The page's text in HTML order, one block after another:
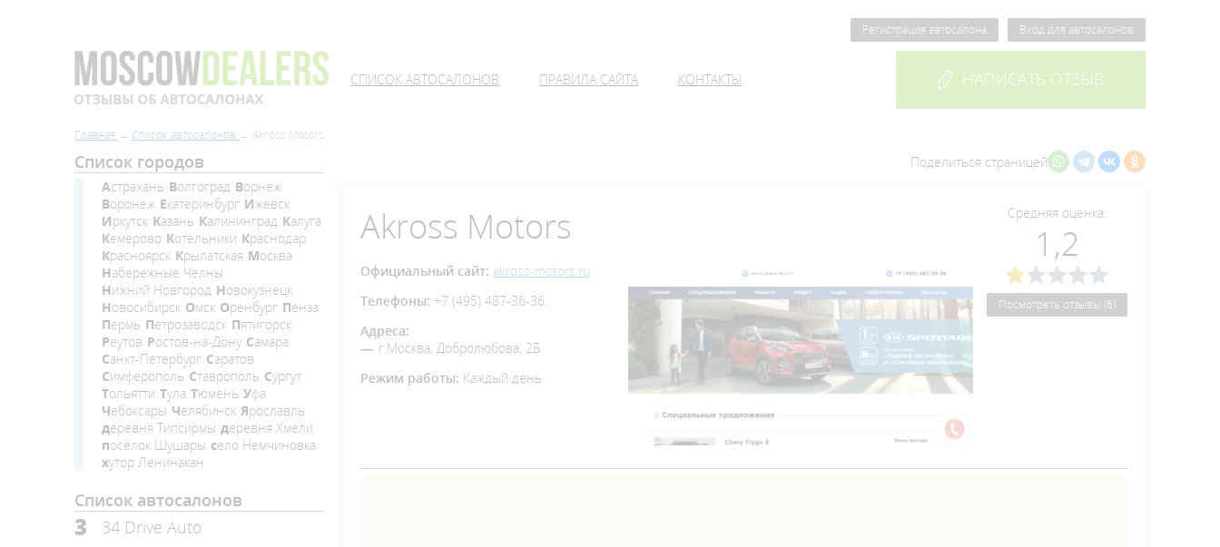
Регистрация автосалона Вход для автосалонов
СПИСОК АВТОСАЛОНОВ ПРАВИЛА САЙТА КОНТАКТЫ НАПИСАТЬ ОТЗЫВ
Главная Список автосалонов Akross Motors
Список городов
Астрахань Волгоград
Ворнеж
Воронеж
Екатеринбург
Ижевск
Иркутск
Казань Калининград
Калуга
Кемерово
Котельники
Краснодар
Красноярск
Крылатская
Москва
Набережные Челны
Нижний Новгород
Новокузнецк
Новосибирск
Омск Оренбург
Пенза
Пермь
Петрозаводск
Пятигорск
Реутов
Ростов-на-Дону
Самара
Санкт-Петербург
Саратов
Симферополь
Ставрополь
Сургут
Тольятти
Тула Тюмень
Уфа
Чебоксары
Челябинск
Ярославль
деревня Типсирмы
деревня Хмели
посёлок Шушары
село Немчиновка
хутор Ленинакан
Список автосалонов
3 34 Drive Auto
Поделиться страницей
Средняя оценка:
1,2
Посмотреть отзывы (6)
Akross Motors
Официальный сайт: akross-motors.ru
Телефоны: +7 (495) 487-36-36.
Адреса:
г.Москва, Добролюбова, 2Б
Режим работы: Каждый день